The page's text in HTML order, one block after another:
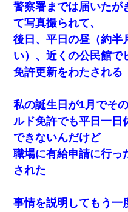
警察署までは届いたが
て写真撮られて、
後日、平日の昼（約半
い）、近くの公民館で
免許更新をわたされる
私の誕生日が1月でそ
ルド免許でも平日一日
できないんだけど
職場に有給申請に行っ
された
事情を説明してもう一